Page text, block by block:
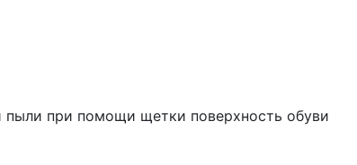
пыли при помощи щетки поверхность обуви